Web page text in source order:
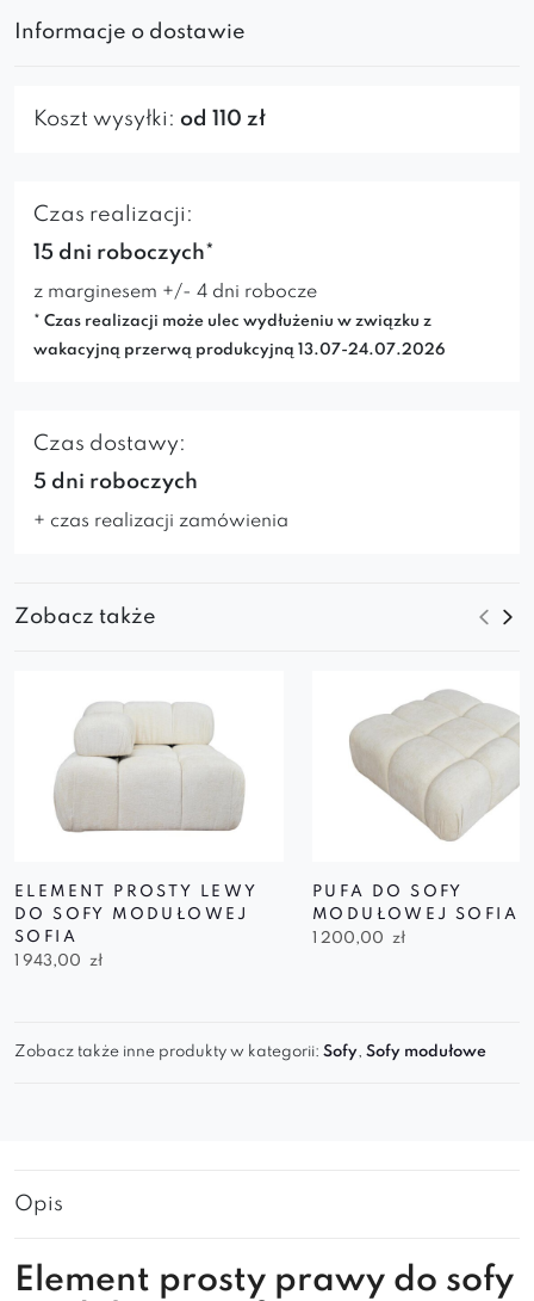
do
SOFIA
Informacje o dostawie
Koszt wysyłki: od 110 zł
Czas realizacji:
15 dni roboczych*
z marginesem +/- 4 dni robocze
* Czas realizacji może ulec wydłużeniu w związku z
wakacyjną przerwą produkcyjną 13.07-24.07.2026
Czas dostawy:
5 dni roboczych
+ czas realizacji zamówienia
Zobacz także
ELEMENT PROSTY LEWY
DO SOFY MODUŁOWEJ
SOFIA
1 943,00
zł
PUFA DO SOFY
MODUŁOWEJ SOFIA
1 200,00
zł
Zobacz także inne produkty w kategorii: Sofy, Sofy modułowe
Opis
Element prosty prawy do sofy